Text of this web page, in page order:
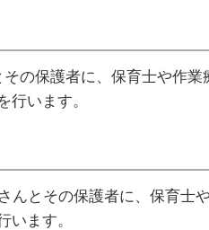
の保護者に、保育士や作
行います。
んとその保護者に、保育
います。